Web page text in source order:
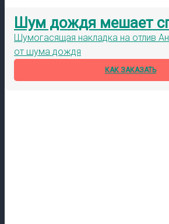
Шум дождя мешает
Шумогасящая накладка на отлив
от шума дождя
КАК ЗАКАЗАТЬ